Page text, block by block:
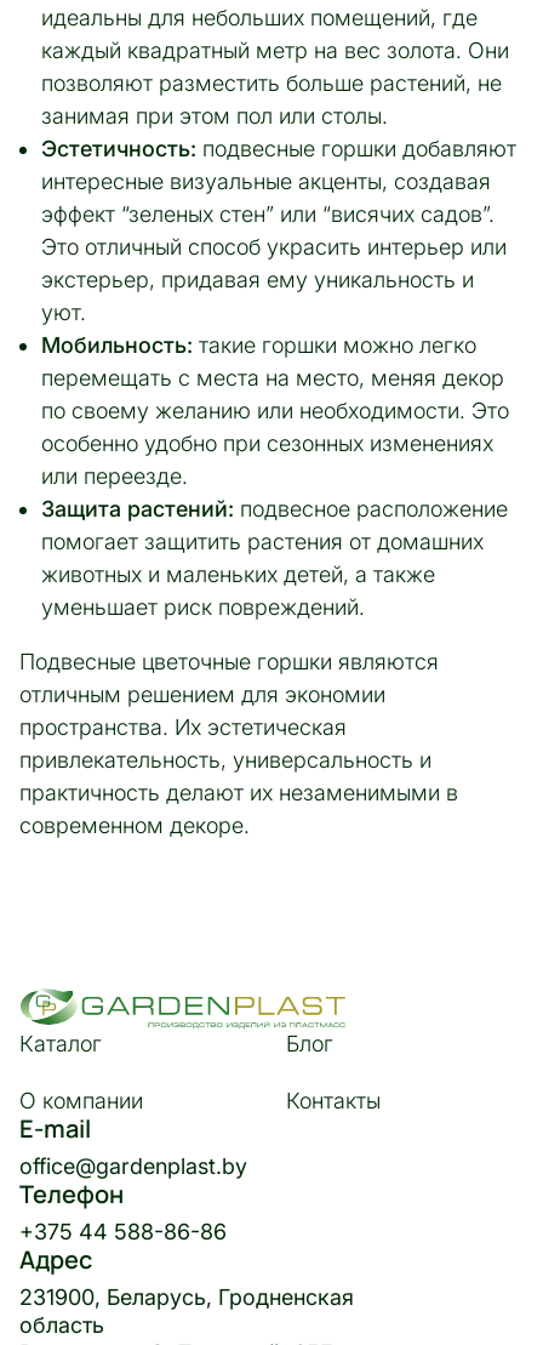
идеальны для небольших помещений, где
каждый квадратный метр на вес золота. Они
позволяют разместить больше растений, не
занимая при этом пол или столы.
Эстетичность: подвесные горшки добавляют
интересные визуальные акценты, создавая
эффект “зеленых стен” или “висячих садов”.
Это отличный способ украсить интерьер или
экстерьер, придавая ему уникальность и
уют.
Мобильность: такие горшки можно легко
перемещать с места на место, меняя декор
по своему желанию или необходимости. Это
особенно удобно при сезонных изменениях
или переезде.
Защита растений: подвесное расположение
помогает защитить растения от домашних
животных и маленьких детей, а также
уменьшает риск повреждений.
Подвесные цветочные горшки являются
отличным решением для экономии
пространства. Их эстетическая
привлекательность, универсальность и
практичность делают их незаменимыми в
современном декоре.
Каталог Блог
О компании Контакты
E-mail
office@gardenplast.by
Телефон
+375 44 588-86-86
Адрес
231900, Беларусь, Гродненская
область